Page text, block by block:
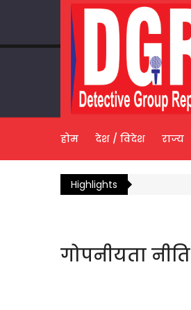
होम देश / विदेश राज्य
Highlights
गोपनीयता नीति